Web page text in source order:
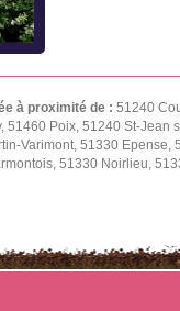
à proximité de : 51240
51460 Poix, 51240 St-
Varimont, 51330
51330 Noirlieu,